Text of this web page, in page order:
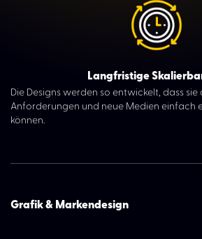
Langfristige
Die Designs werden so entwickelt, dass
Anforderungen und neue Medien einfach
können.
Grafik & Markendesign